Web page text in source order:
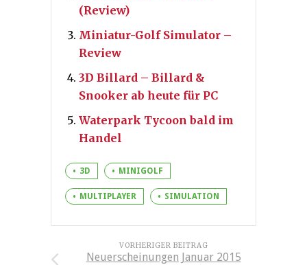
(Review)
Miniatur-Golf Simulator –
Review
3D Billard – Billard &
Snooker ab heute für PC
Waterpark Tycoon bald im
Handel
3D MINIGOLF
MULTIPLAYER SIMULATION
VORHERIGER BEITRAG
Neuerscheinungen Januar 2015